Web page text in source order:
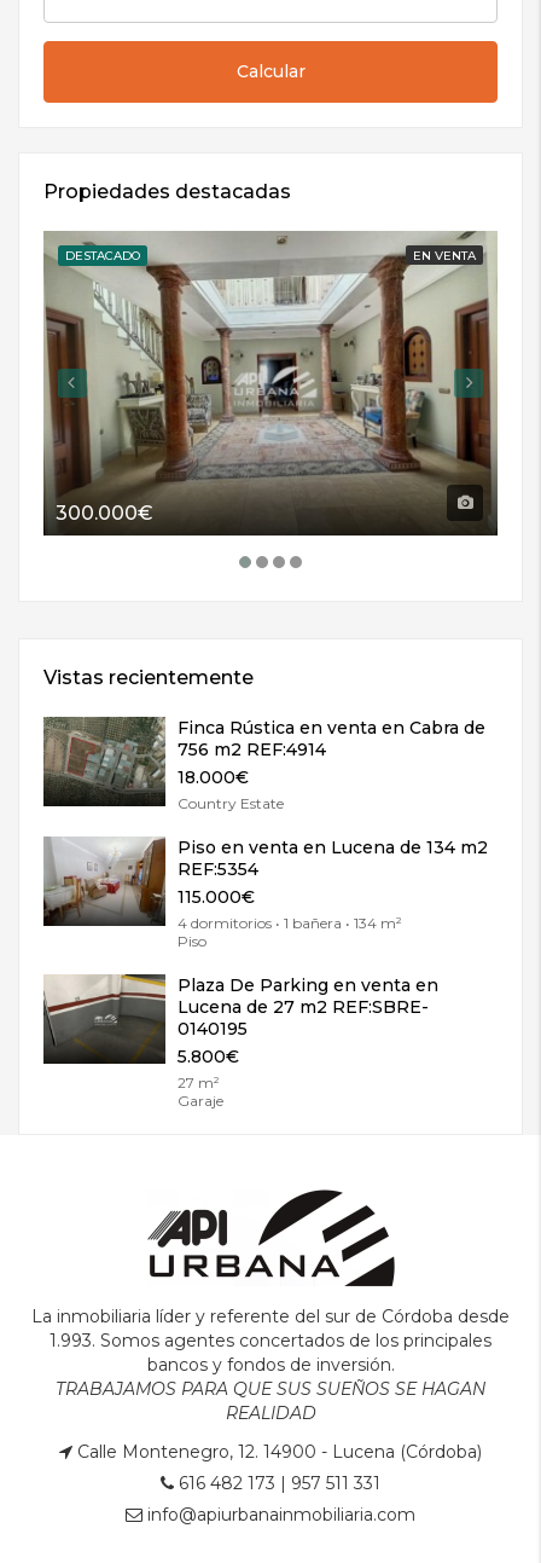
Calcular
Propiedades destacadas
DESTACADO EN VENTA
300.000€
Vistas recientemente
Finca Rústica en venta en Cabra de
756 m2 REF:4914
18.000€
Country Estate
Piso en venta en Lucena de 134 m2
REF:5354
115.000€
4 dormitorios • 1 bañera • 134 m²
Piso
Plaza De Parking en venta en
Lucena de 27 m2 REF:SBRE-
0140195
5.800€
27 m²
Garaje
La inmobiliaria líder y referente del sur de Córdoba desde
1.993. Somos agentes concertados de los principales
bancos y fondos de inversión.
TRABAJAMOS PARA QUE SUS SUEÑOS SE HAGAN
REALIDAD
Calle Montenegro, 12. 14900 - Lucena (Córdoba)
616 482 173 | 957 511 331
info@apiurbanainmobiliaria.com